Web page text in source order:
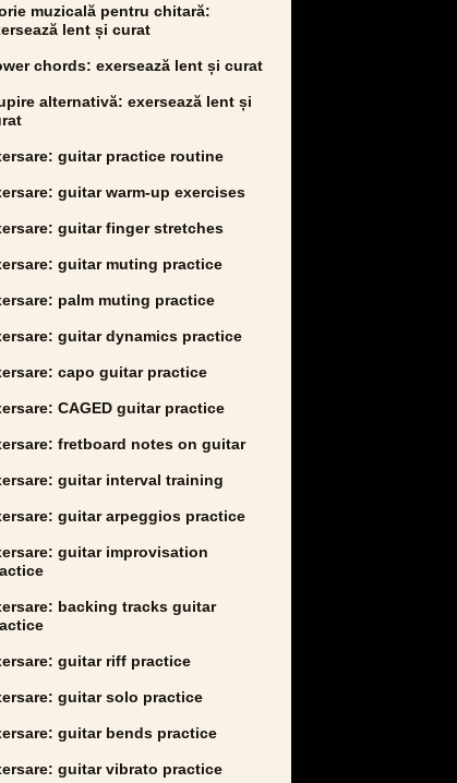
muzicală pentru chitară:
lent și curat
chords: exersează lent și curat
alternativă: exersează lent și
guitar practice routine
guitar warm-up exercises
guitar finger stretches
guitar muting practice
palm muting practice
guitar dynamics practice
capo guitar practice
CAGED guitar practice
fretboard notes on guitar
guitar interval training
guitar arpeggios practice
guitar improvisation
backing tracks guitar
guitar riff practice
guitar solo practice
guitar bends practice
guitar vibrato practice